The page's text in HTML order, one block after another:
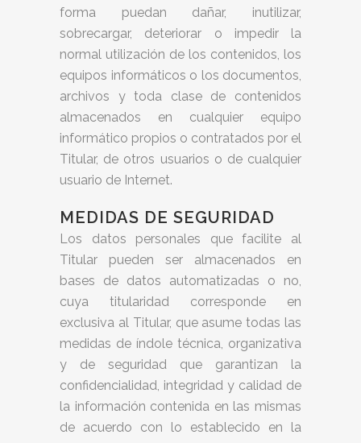
forma puedan dañar, inutilizar,
sobrecargar, deteriorar o impedir la
normal utilización de los contenidos, los
equipos informáticos o los documentos,
archivos y toda clase de contenidos
almacenados en cualquier equipo
informático propios o contratados por el
Titular, de otros usuarios o de cualquier
usuario de Internet.
MEDIDAS DE SEGURIDAD
Los datos personales que facilite al
Titular pueden ser almacenados en
bases de datos automatizadas o no,
cuya titularidad corresponde en
exclusiva al Titular, que asume todas las
medidas de índole técnica, organizativa
y de seguridad que garantizan la
confidencialidad, integridad y calidad de
la información contenida en las mismas
de acuerdo con lo establecido en la